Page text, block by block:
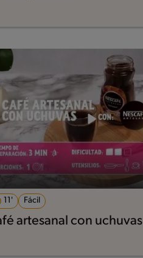
11' Fácil
artesanal con uchuvas